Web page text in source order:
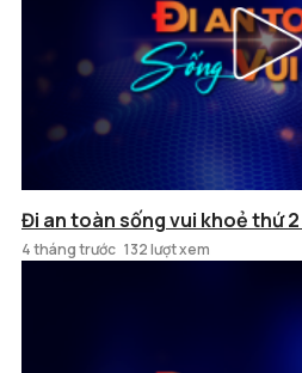
Đi an toàn sống vui khoẻ thứ
4 tháng trước 132 lượt xem